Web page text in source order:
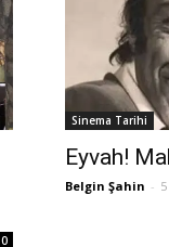
0
Sinema Tarihi
Eyvah!
Belgin Şahin -